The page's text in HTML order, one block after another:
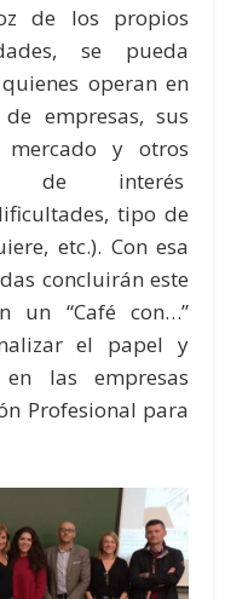
de los propios
se pueda
operan en
empresas, sus
y otros
de interés
tipo de
etc.). Con esa
concluirán este
un “Café con…”
el papel y
las empresas
Profesional para